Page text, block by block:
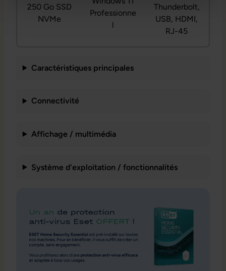
250 Go SSD
NVMe
Professionne
l
Thunderbolt,
USB, HDMI,
RJ-45
Caractéristiques principales
Connectivité
Affichage / multimédia
Système d'exploitation / fonctionnalités